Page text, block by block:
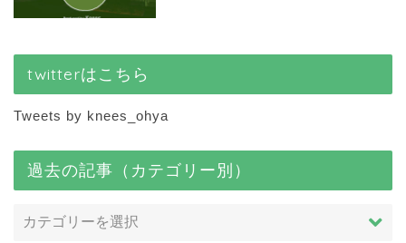
twitterはこちら
Tweets by knees_ohya
過去の記事（カテゴリー別）